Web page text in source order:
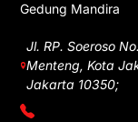
Gedung Mandira
Jl. RP. Soeroso
Menteng, Kota
Jakarta 10350;
(021) 3908026